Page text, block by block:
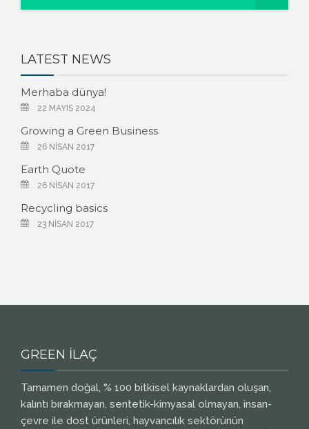
LATEST NEWS
Merhaba dünya!
22 MAYIS 2024
Growing a Green Business
26 NISAN 2017
Earth Quote
26 NISAN 2017
Recycling basics
23 NISAN 2017
GREEN İLAÇ
Tamamen doğal, % 100 bitkisel kaynaklardan oluşan,
kalıntı bırakmayan, sentetik-kimyasal olmayan, insan-
çevre ile dost ürünleri, hayvancılık sektörünün